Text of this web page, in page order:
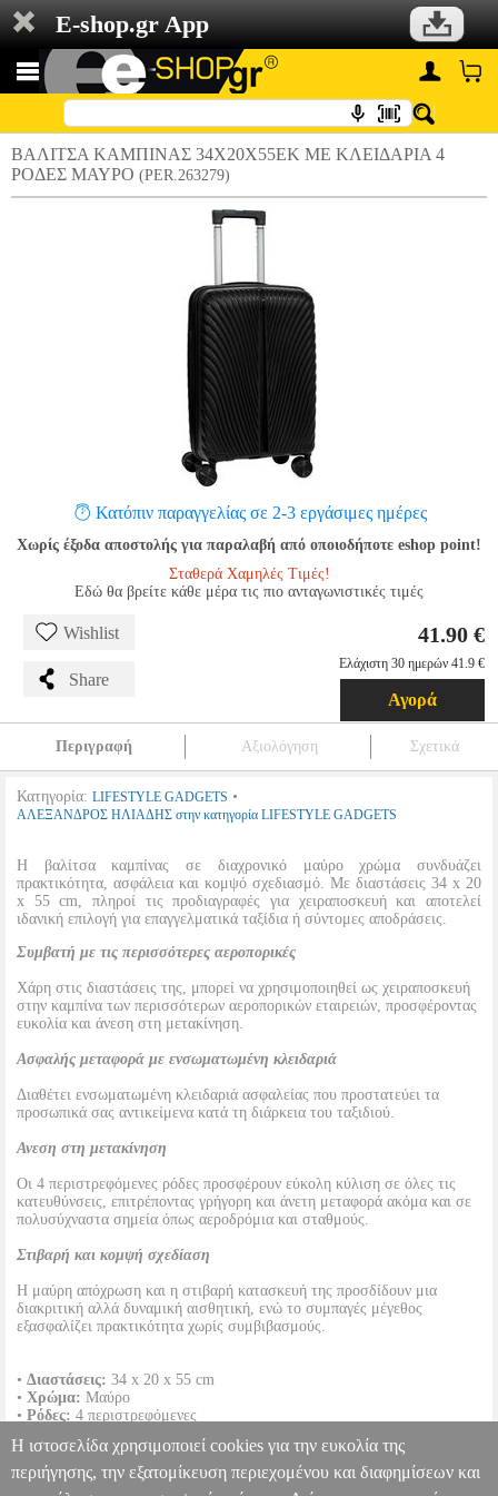
E-shop.gr App
ΒΑΛΙΤΣΑ ΚΑΜΠΙΝΑΣ 34Χ20Χ55ΕΚ ΜΕ ΚΛΕΙΔΑΡΙΑ 4
ΡΟΔΕΣ ΜΑΥΡΟ (PER.263279)
Κατόπιν παραγγελίας σε 2-3 εργάσιμες ημέρες
Χωρίς έξοδα αποστολής για παραλαβή από οποιοδήποτε eshop point!
Σταθερά Χαμηλές Τιμές!
Εδώ θα βρείτε κάθε μέρα τις πιο ανταγωνιστικές τιμές
Wishlist
Share
41.90 €
Ελάχιστη 30 ημερών 41.9 €
Αγορά
Περιγραφή Αξιολόγηση Σχετικά
Κατηγορία: LIFESTYLE GADGETS •
ΑΛΕΞΑΝΔΡΟΣ ΗΛΙΑΔΗΣ στην κατηγορία LIFESTYLE GADGETS
Η βαλίτσα καμπίνας σε διαχρονικό μαύρο χρώμα συνδυάζει
πρακτικότητα, ασφάλεια και κομψό σχεδιασμό. Με διαστάσεις 34 x 20
x 55 cm, πληροί τις προδιαγραφές για χειραποσκευή και αποτελεί
ιδανική επιλογή για επαγγελματικά ταξίδια ή σύντομες αποδράσεις.
Συμβατή με τις περισσότερες αεροπορικές
Χάρη στις διαστάσεις της, μπορεί να χρησιμοποιηθεί ως χειραποσκευή
στην καμπίνα των περισσότερων αεροπορικών εταιρειών, προσφέροντας
ευκολία και άνεση στη μετακίνηση.
Ασφαλής μεταφορά με ενσωματωμένη κλειδαριά
Διαθέτει ενσωματωμένη κλειδαριά ασφαλείας που προστατεύει τα
προσωπικά σας αντικείμενα κατά τη διάρκεια του ταξιδιού.
Ανεση στη μετακίνηση
Οι 4 περιστρεφόμενες ρόδες προσφέρουν εύκολη κύλιση σε όλες τις
κατευθύνσεις, επιτρέποντας γρήγορη και άνετη μεταφορά ακόμα και σε
πολυσύχναστα σημεία όπως αεροδρόμια και σταθμούς.
Στιβαρή και κομψή σχεδίαση
Η μαύρη απόχρωση και η στιβαρή κατασκευή της προσδίδουν μια
διακριτική αλλά δυναμική αισθητική, ενώ το συμπαγές μέγεθος
εξασφαλίζει πρακτικότητα χωρίς συμβιβασμούς.
• Διαστάσεις: 34 x 20 x 55 cm
• Χρώμα: Μαύρο
• Ρόδες: 4 περιστρεφόμενες
• Κλειδαριά Ασφαλείας:Ενσωματωμένη
•Κατάλληλη για:Χειραποσκευή
Η ιστοσελίδα χρησιμοποιεί cookies για την ευκολία της
περιήγησης, την εξατομίκευση περιεχομένου και διαφημίσεων και